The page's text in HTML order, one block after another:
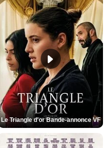
Le Triangle d'or Bande-annonce VF